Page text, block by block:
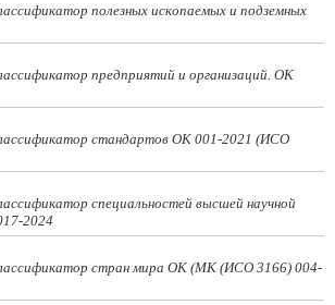
полезных ископаемых и подземных
предприятий и организаций. ОК
стандартов ОК 001-2021 (ИСО
специальностей высшей научной
2024
стран мира ОК (МК (ИСО 3166) 004-